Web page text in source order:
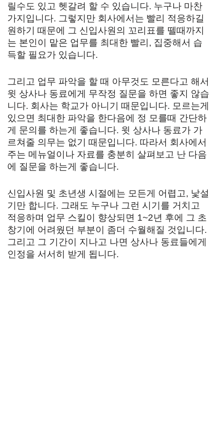
릴수도 있고 헷갈려 할 수 있습니다. 누구나 마찬
가지입니다. 그렇지만 회사에서는 빨리 적응하길
원하기 때문에 그 신입사원의 꼬리표를 뗄때까지
는 본인이 맡은 업무를 최대한 빨리, 집중해서 습
득할 필요가 있습니다.
그리고 업무 파악을 할 때 아무것도 모른다고 해서
윗 상사나 동료에게 무작정 질문을 하면 좋지 않습
니다. 회사는 학교가 아니기 때문입니다. 모르는게
있으면 최대한 파악을 한다음에 정 모를때 간단하
게 문의를 하는게 좋습니다. 윗 상사나 동료가 가
르쳐줄 의무는 없기 때문입니다. 따라서 회사에서
주는 메뉴얼이나 자료를 충분히 살펴보고 난 다음
에 질문을 하는게 좋습니다.
신입사원 및 초년생 시절에는 모든게 어렵고, 낯설
기만 합니다. 그래도 누구나 그런 시기를 거치고
적응하며 업무 스킬이 향상되면 1~2년 후에 그 초
창기에 어려웠던 부분이 좀더 수월해질 것입니다.
그리고 그 기간이 지나고 나면 상사나 동료들에게
인정을 서서히 받게 됩니다.